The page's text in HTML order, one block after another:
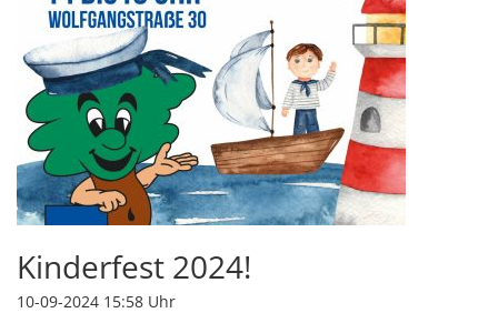
Kinderfest 2024!
10-09-2024 15:58 Uhr